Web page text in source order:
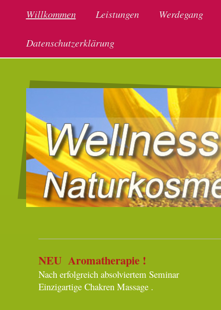
Willkommen Leistungen Werdegang
Datenschutzerklärung
NEU Aromatherapie !
Nach erfolgreich absolviertem Seminar
Einzigartige Chakren Massage .